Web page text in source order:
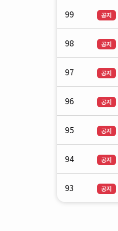
99 공지
98 공지
97 공지
96 공지
95 공지
94 공지
93 공지